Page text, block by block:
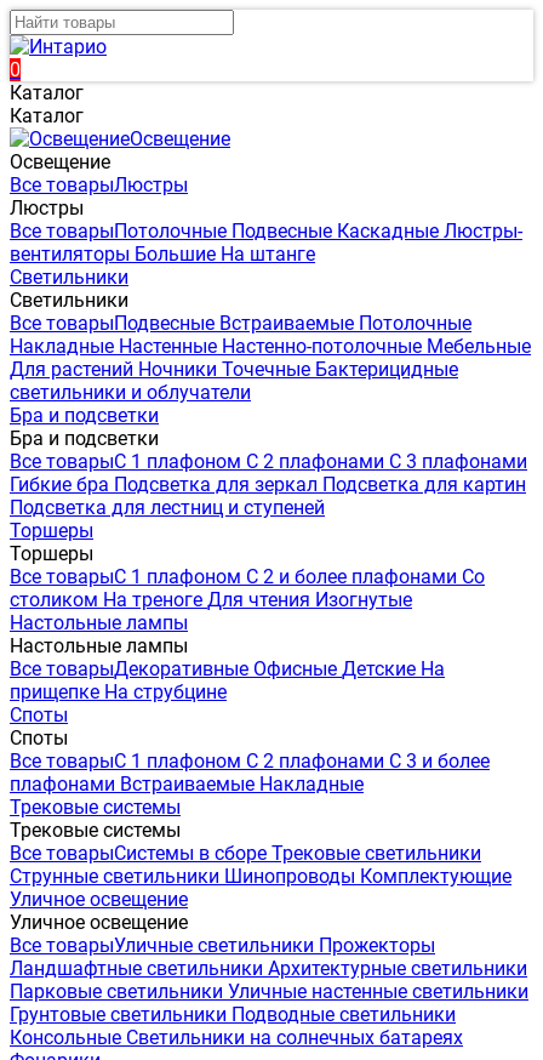
0
Каталог
Каталог
Освещение
Освещение
Все товарыЛюстры
Люстры
Все товарыПотолочные Подвесные Каскадные Люстры-
вентиляторы Большие На штанге
Светильники
Светильники
Все товарыПодвесные Встраиваемые Потолочные
Накладные Настенные Настенно-потолочные Мебельные
Для растений Ночники Точечные Бактерицидные
светильники и облучатели
Бра и подсветки
Бра и подсветки
Все товарыС 1 плафоном С 2 плафонами С 3 плафонами
Гибкие бра Подсветка для зеркал Подсветка для картин
Подсветка для лестниц и ступеней
Торшеры
Торшеры
Все товарыС 1 плафоном С 2 и более плафонами Со
столиком На треноге Для чтения Изогнутые
Настольные лампы
Настольные лампы
Все товарыДекоративные Офисные Детские На
прищепке На струбцине
Споты
Споты
Все товарыС 1 плафоном С 2 плафонами С 3 и более
плафонами Встраиваемые Накладные
Трековые системы
Трековые системы
Все товарыСистемы в сборе Трековые светильники
Струнные светильники Шинопроводы Комплектующие
Уличное освещение
Уличное освещение
Все товарыУличные светильники Прожекторы
Ландшафтные светильники Архитектурные светильники
Парковые светильники Уличные настенные светильники
Грунтовые светильники Подводные светильники
Консольные Светильники на солнечных батареях